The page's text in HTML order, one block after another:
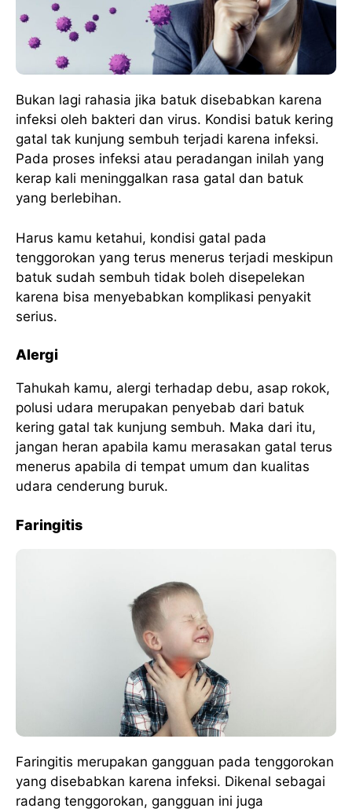
Bukan lagi rahasia jika batuk disebabkan karena
infeksi oleh bakteri dan virus. Kondisi batuk kering
gatal tak kunjung sembuh terjadi karena infeksi.
Pada proses infeksi atau peradangan inilah yang
kerap kali meninggalkan rasa gatal dan batuk
yang berlebihan.
Harus kamu ketahui, kondisi gatal pada
tenggorokan yang terus menerus terjadi meskipun
batuk sudah sembuh tidak boleh disepelekan
karena bisa menyebabkan komplikasi penyakit
serius.
Alergi
Tahukah kamu, alergi terhadap debu, asap rokok,
polusi udara merupakan penyebab dari batuk
kering gatal tak kunjung sembuh. Maka dari itu,
jangan heran apabila kamu merasakan gatal terus
menerus apabila di tempat umum dan kualitas
udara cenderung buruk.
Faringitis
Faringitis merupakan gangguan pada tenggorokan
yang disebabkan karena infeksi. Dikenal sebagai
radang tenggorokan, gangguan ini juga